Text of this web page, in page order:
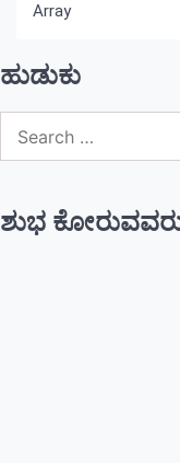
Array
ಹುಡುಕು
for:
ಶುಭ